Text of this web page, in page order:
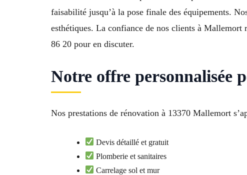
faisabilité jusqu’à la pose finale des équipements.
esthétiques. La confiance de nos clients à Mallemort
86 20 pour en discuter.
Notre offre personnalisée
Nos prestations de rénovation à 13370 Mallemort
Devis détaillé et gratuit
Plomberie et sanitaires
Carrelage sol et mur